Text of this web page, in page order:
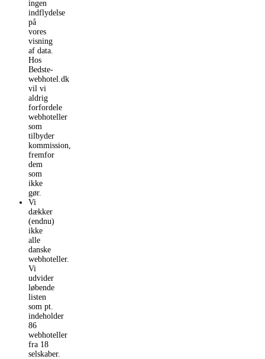
ingen
indflydelse
på
vores
visning
af data.
Hos
Bedste-
webhotel.dk
vil vi
aldrig
forfordele
webhoteller
som
tilbyder
kommission,
fremfor
dem
som
ikke
gør.
Vi
dækker
(endnu)
ikke
alle
danske
webhoteller.
Vi
udvider
løbende
listen
som pt.
indeholder
86
webhoteller
fra 18
selskaber.